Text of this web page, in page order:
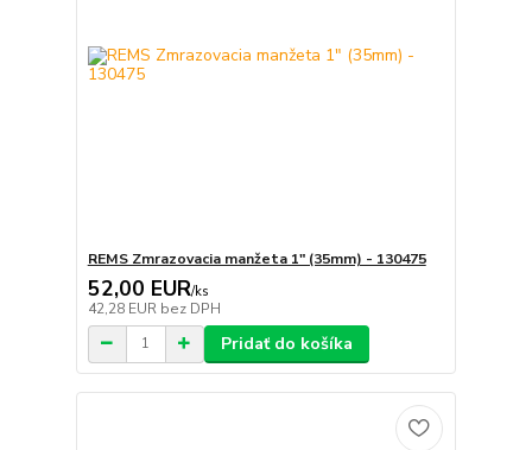
REMS Zmrazovacia manžeta 1" (35mm) - 130475
52,00 EUR/ks
42,28 EUR bez DPH
Pridať do košíka